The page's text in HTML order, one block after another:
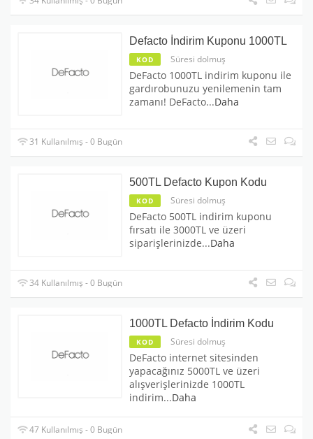
Defacto İndirim Kuponu 1000TL
KOD Süresi dolmuş
DeFacto 1000TL indirim kuponu ile
gardırobunuzu yenilemenin tam
zamanı! DeFacto...Daha
31 Kullanılmış - 0 Bugün
500TL Defacto Kupon Kodu
KOD Süresi dolmuş
DeFacto 500TL indirim kuponu
fırsatı ile 3000TL ve üzeri
siparişlerinizde...Daha
34 Kullanılmış - 0 Bugün
1000TL Defacto İndirim Kodu
KOD Süresi dolmuş
DeFacto internet sitesinden
yapacağınız 5000TL ve üzeri
alışverişlerinizde 1000TL
indirim...Daha
47 Kullanılmış - 0 Bugün